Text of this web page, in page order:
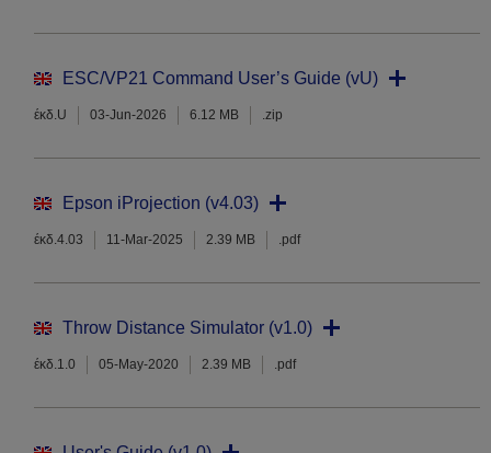
ESC/VP21 Command User’s Guide (vU)
έκδ.U 03-Jun-2026 6.12 MB .zip
Epson iProjection (v4.03)
έκδ.4.03 11-Mar-2025 2.39 MB .pdf
Throw Distance Simulator (v1.0)
έκδ.1.0 05-May-2020 2.39 MB .pdf